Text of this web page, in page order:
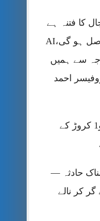
کا فتنہ ہے
جس پر ہمیں فتح حاصل ہو گی،AI
سے ہمیں
احمد
کلرسیداں ڈکیتی‘ڈاکو1 کروڑ کے
حادثہ —
کر نالے